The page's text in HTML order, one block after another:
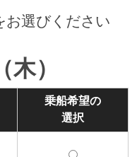
お選びください
木）
乗船希望の
選択